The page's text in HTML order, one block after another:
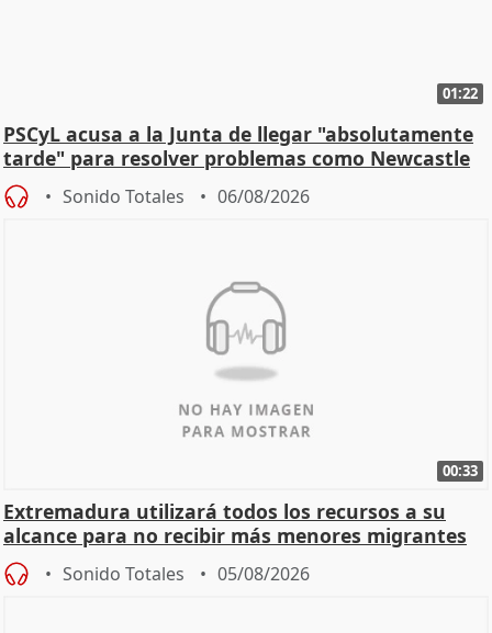
01:22
PSCyL acusa a la Junta de llegar "absolutamente
tarde" para resolver problemas como Newcastle
Sonido Totales 06/08/2026
00:33
Extremadura utilizará todos los recursos a su
alcance para no recibir más menores migrantes
Sonido Totales 05/08/2026